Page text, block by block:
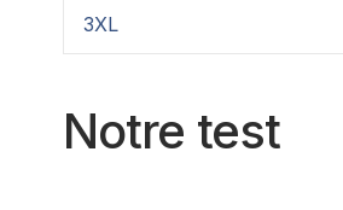
3XL
Notre test